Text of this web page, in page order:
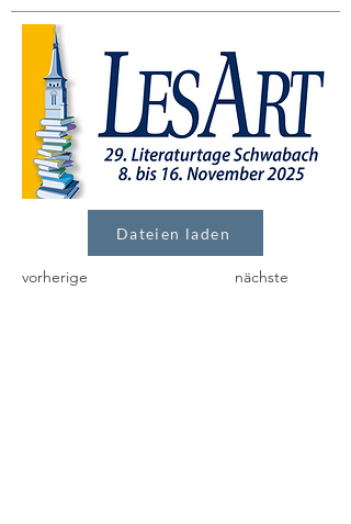
Dateien laden
vorherige nächste